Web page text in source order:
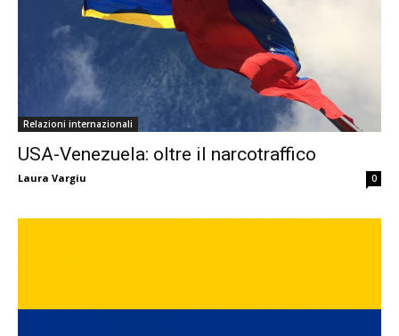
Relazioni internazionali
USA-Venezuela: oltre il narcotraffico
Laura Vargiu 0